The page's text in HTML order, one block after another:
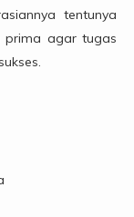
tentunya
prima agar tugas